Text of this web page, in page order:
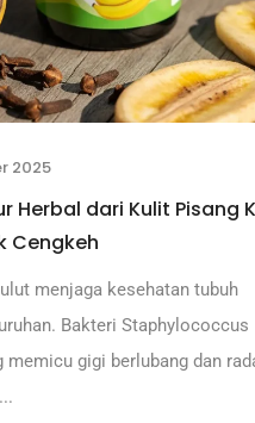
2025
Herbal dari Kulit Pisang
Cengkeh
menjaga kesehatan tubuh
Bakteri Staphylococcus
memicu gigi berlubang dan